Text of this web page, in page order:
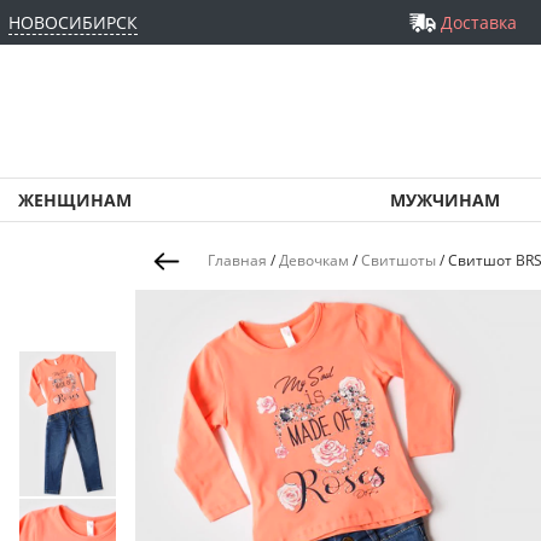
НОВОСИБИРСК Доставка
ЖЕНЩИНАМ МУЖЧИНАМ
Главная /Девочкам /Свитшоты/Свитшот